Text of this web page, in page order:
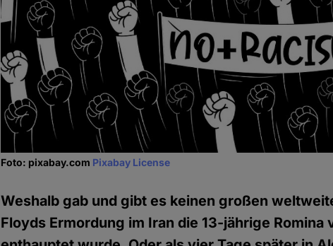
Foto: pixabay.com Pixabay License
Weshalb gab und gibt es keinen großen
Floyds Ermordung im Iran die 13-jährige Romina